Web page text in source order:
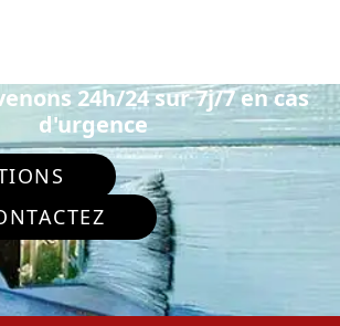
24h/24 sur 7j/7 en cas
d'urgence